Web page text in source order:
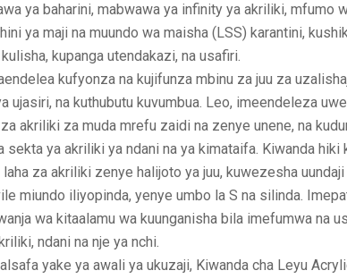
ya baharini, mabwawa ya infinity ya akriliki, mfumo
ya maji na muundo wa maisha (LSS) karantini,
kupanga utendakazi, na usafiri.
kufyonza na kujifunza mbinu za juu za
ujasiri, na kuthubutu kuvumbua. Leo, imeendeleza
akriliki za muda mrefu zaidi na zenye unene, na
sekta ya akriliki ya ndani na ya kimataifa. Kiwanda hiki
za akriliki zenye halijoto ya juu, kuwezesha
miundo iliyopinda, yenye umbo la S na silinda.
wa kitaalamu wa kuunganisha bila imefumwa na
ndani na nje ya nchi.
yake ya awali ya ukuzaji, Kiwanda cha Leyu